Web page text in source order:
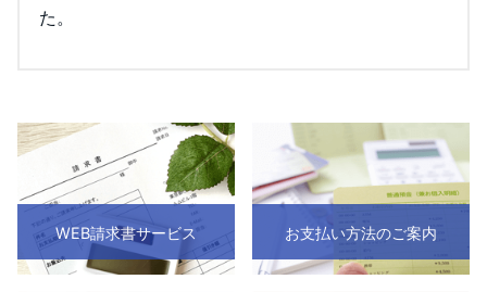
た。
WEB請求書サービス お支払い方法のご案内